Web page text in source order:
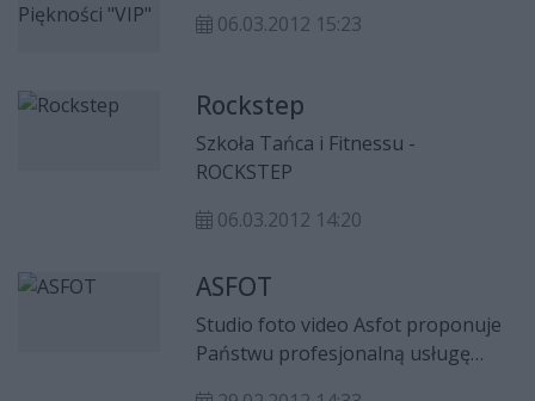
pieniędzy w Twoim portfelu.
„Sleap Soundly, Nature Life”. To
owa naturalność snu dla ludzkiego
organizmu.
06.03.2012 15:23
Rockstep
Szkoła Tańca i Fitnessu -
ROCKSTEP
06.03.2012 14:20
ASFOT
Studio foto video Asfot proponuje
Państwu profesjonalną usługę